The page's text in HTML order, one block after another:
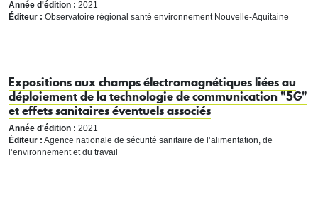
Année d'édition : 2021
Éditeur : Observatoire régional santé environnement Nouvelle-Aquitaine
Expositions aux champs électromagnétiques liées au
déploiement de la technologie de communication "5G"
et effets sanitaires éventuels associés
Année d'édition : 2021
Éditeur : Agence nationale de sécurité sanitaire de l’alimentation, de
l’environnement et du travail